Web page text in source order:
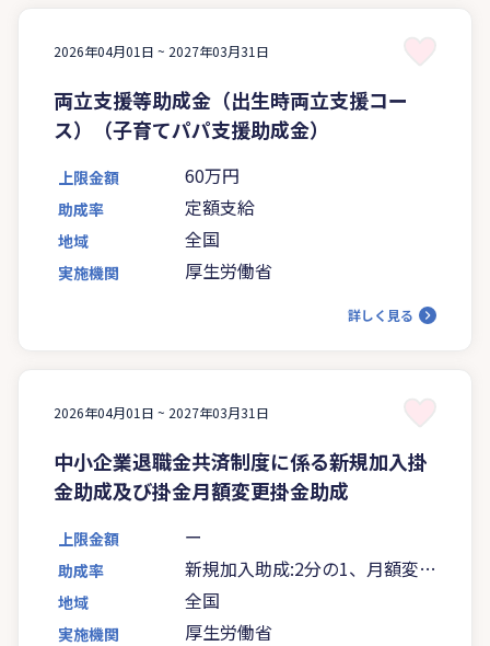
2026年04月01日 ~ 2027年03月31日
両立支援等助成金（出生時両立支援コー
ス）（子育てパパ支援助成金）
上限金額 60万円
助成率 定額支給
地域 全国
実施機関 厚生労働省
詳しく見る
2026年04月01日 ~ 2027年03月31日
中小企業退職金共済制度に係る新規加入掛
金助成及び掛金月額変更掛金助成
上限金額 ー
助成率
新規加入助成:2分の1、月額変更
助成:3分の1
地域 全国
実施機関 厚生労働省